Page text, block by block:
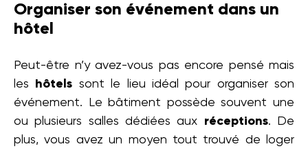
Organiser son événement dans un
hôtel
Peut-être n’y avez-vous pas encore pensé mais
les
hôtels sont le lieu idéal pour organiser son
événement. Le bâtiment possède souvent une
ou plusieurs salles dédiées aux réceptions. De
plus, vous avez un moyen tout trouvé de loger